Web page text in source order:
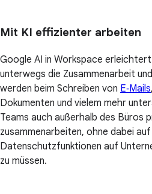
Mit KI effizienter arbeiten
Google AI in Workspace
unterwegs die Zusammenarbeit
werden beim Schreiben von E‑Mails
Dokumenten und vielem mehr
Teams auch außerhalb des Büros
zusammenarbeiten, ohne dabei
Datenschutzfunktionen auf
zu müssen.